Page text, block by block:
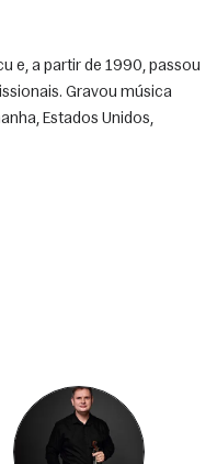
e, a partir de 1990, passou
Gravou música
Estados Unidos,